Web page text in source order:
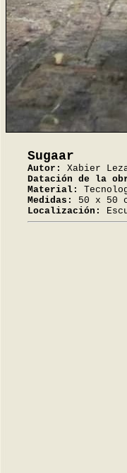
Sugaar
Autor:
Xabier
Datación de la
Material:
Medidas:
50 x 50
Localización: